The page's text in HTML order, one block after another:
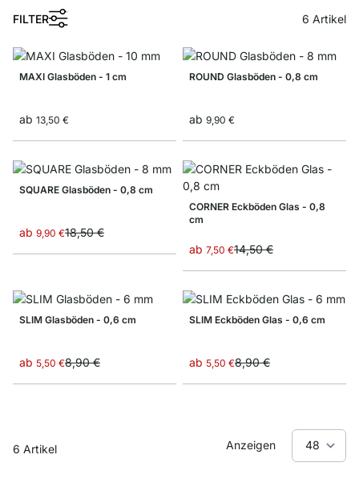
FILTER
1
6 Artikel
MAXI Glasböden - 1 cm
ab 13,50 €
ROUND Glasböden - 0,8 cm
ab 9,90 €
SQUARE Glasböden - 0,8 cm
ab 9,90 €18,50 €
CORNER Eckböden Glas - 0,8
cm
ab 7,50 €14,50 €
SLIM Glasböden - 0,6 cm
ab 5,50 €8,90 €
SLIM Eckböden Glas - 0,6 cm
ab 5,50 €8,90 €
6 Artikel Anzeigen